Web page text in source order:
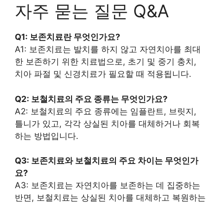
자주 묻는 질문 Q&A
Q1: 보존치료란 무엇인가요?
A1: 보존치료는 발치를 하지 않고 자연치아를 최대
한 보존하기 위한 치료법으로, 초기 및 중기 충치,
치아 파절 및 신경치료가 필요할 때 적용됩니다.
Q2: 보철치료의 주요 종류는 무엇인가요?
A2: 보철치료의 주요 종류에는 임플란트, 브릿지,
틀니가 있고, 각각 상실된 치아를 대체하거나 회복
하는 방법입니다.
Q3: 보존치료와 보철치료의 주요 차이는 무엇인가
요?
A3: 보존치료는 자연치아를 보존하는 데 집중하는
반면, 보철치료는 상실된 치아를 대체하고 복원하는